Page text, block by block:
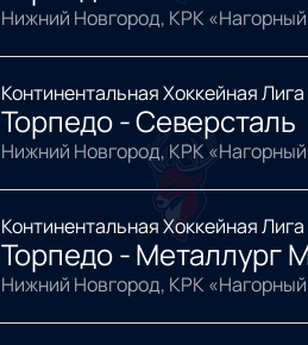
Нижний Новгород, КРК
Континентальная Хоккейная Лига
Торпедо - Северсталь
Нижний Новгород, КРК
Континентальная Хоккейная Лига
Торпедо - Металлург
Нижний Новгород, КРК